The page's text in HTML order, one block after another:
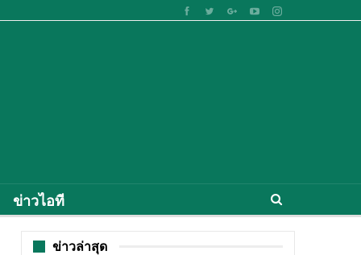
ข่าวไอที
ข่าวล่าสุด